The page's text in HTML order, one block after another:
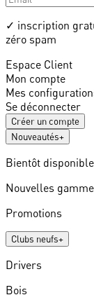
✓ inscription
zéro spam
Espace Client
Mon compte
Mes
Se déconnecter
Créer un compte
Nouveautés+
Bientôt disponible
Nouvelles
Promotions
Clubs neufs+
Drivers
Bois